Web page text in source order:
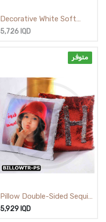
Decorative White Soft
Rhombus Pillow PFW-PS /
5,726IQD
متوفر
Pillow Double-Sided Sequin
White & Red / وسادة ترتر
5,929IQD